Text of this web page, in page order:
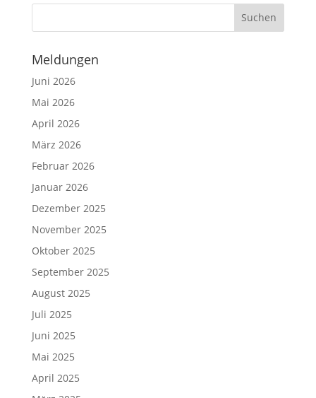
Meldungen
Juni 2026
Mai 2026
April 2026
März 2026
Februar 2026
Januar 2026
Dezember 2025
November 2025
Oktober 2025
September 2025
August 2025
Juli 2025
Juni 2025
Mai 2025
April 2025